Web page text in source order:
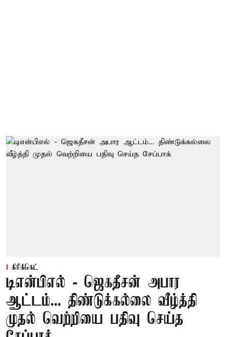
கிரிக்கெட்
டிஎன்பிஎல் - ஜெகதீசன் அபார
ஆட்டம்... திண்டுக்கல்லை வீழ்த்தி
முதல் வெற்றியை பதிவு செய்த